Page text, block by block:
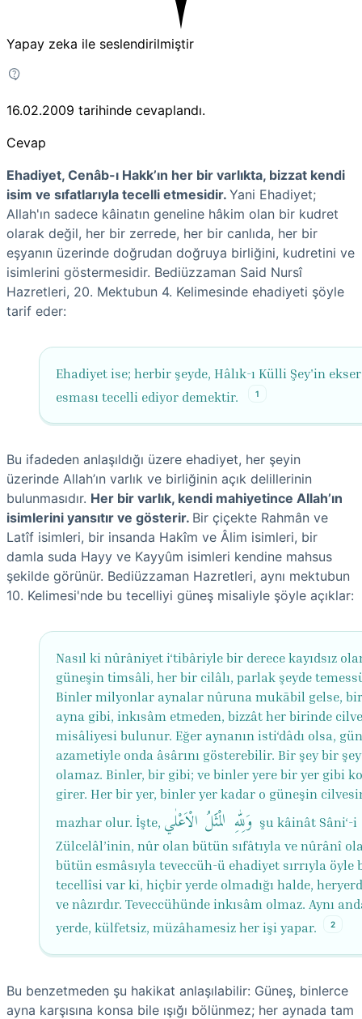
Yapay zeka ile seslendirilmiştir
16.02.2009 tarihinde cevaplandı.
Cevap
Ehadiyet, Cenâb-ı Hakk’ın her bir varlıkta, bizzat kendi
isim ve sıfatlarıyla tecelli etmesidir. Yani Ehadiyet;
Allah'ın sadece kâinatın geneline hâkim olan bir kudret
olarak değil, her bir zerrede, her bir canlıda, her bir
eşyanın üzerinde doğrudan doğruya birliğini, kudretini ve
isimlerini göstermesidir. Bediüzzaman Said Nursî
Hazretleri, 20. Mektubun 4. Kelimesinde ehadiyeti şöyle
tarif eder:
Ehadiyet ise; herbir şeyde, Hâlık-ı Külli Şey'in ekser
esması tecelli ediyor demektir.
1
Bu ifadeden anlaşıldığı üzere ehadiyet, her şeyin
üzerinde Allah’ın varlık ve birliğinin açık delillerinin
bulunmasıdır. Her bir varlık, kendi mahiyetince Allah’ın
isimlerini yansıtır ve gösterir. Bir çiçekte Rahmân ve
Latîf isimleri, bir insanda Hakîm ve Âlim isimleri, bir
damla suda Hayy ve Kayyûm isimleri kendine mahsus
şekilde görünür. Bediüzzaman Hazretleri, aynı mektubun
10. Kelimesi'nde bu tecelliyi güneş misaliyle şöyle açıklar:
Nasıl ki nûrâniyet i‘tibâriyle bir derece kayıdsız
güneşin timsâli, her bir cilâlı, parlak şeyde
Binler milyonlar aynalar nûruna mukābil gelse,
ayna gibi, inkısâm etmeden, bizzât her birinde
misâliyesi bulunur. Eğer aynanın isti‘dâdı olsa,
azametiyle onda âsârını gösterebilir. Bir şey bir
olamaz. Binler, bir gibi; ve binler yere bir yer gibi
girer. Her bir yer, binler yer kadar o güneşin
mazhar olur. İşte,
şu kâinât Sâni‘-i
Zülcelâl’inin, nûr olan bütün sıfâtıyla ve nûrânî
bütün esmâsıyla teveccüh-ü ehadiyet sırrıyla öyle
tecellîsi var ki, hiçbir yerde olmadığı halde,
ve nâzırdır. Teveccühünde inkısâm olmaz. Aynı
yerde, külfetsiz, müzâhamesiz her işi yapar.
2
Bu benzetmeden şu hakikat anlaşılabilir: Güneş, binlerce
ayna karşısına konsa bile ışığı bölünmez; her aynada tam